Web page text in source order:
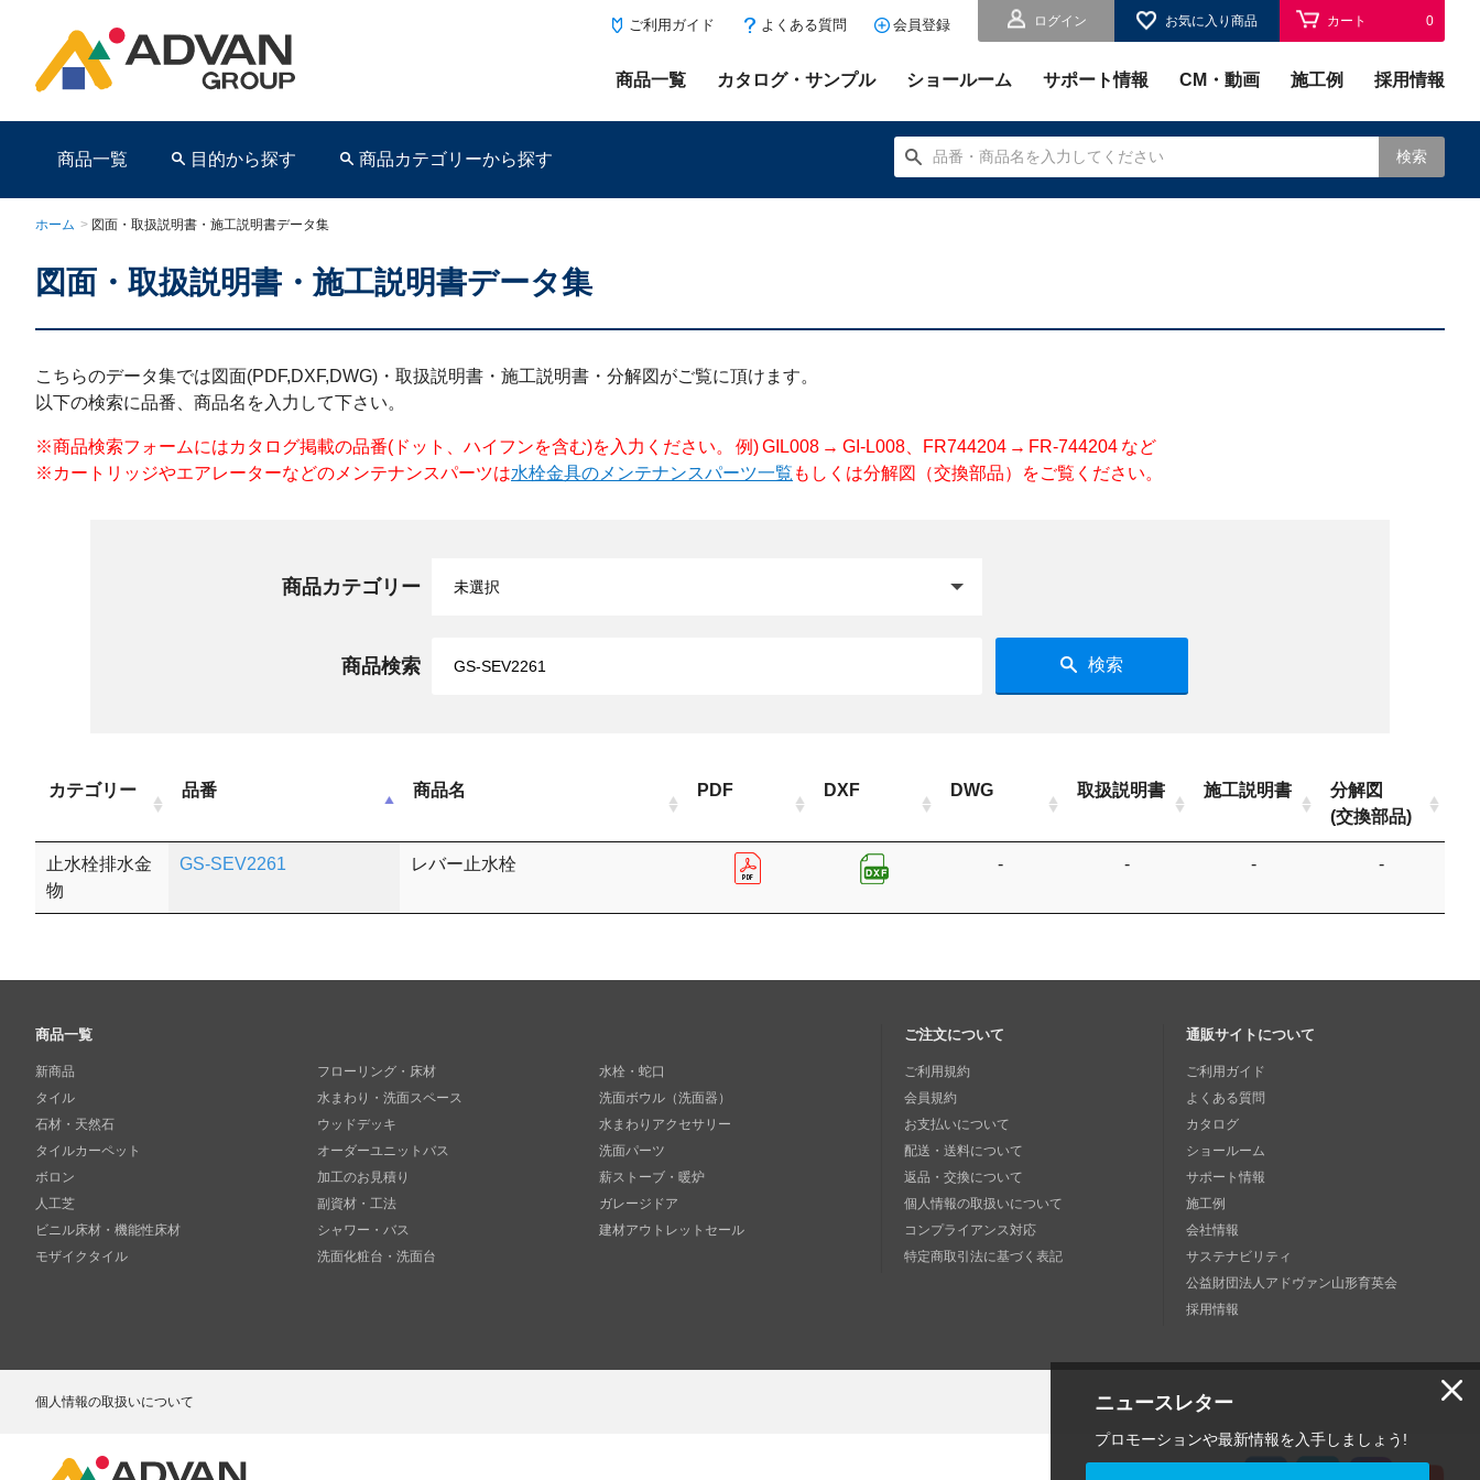
ログイン お気に入り商品 カート 0
ご利用ガイド よくある質問 会員登録
商品一覧 カタログ・サンプル ショールーム サポート情報 CM・動画 施工例 採用情報
商品一覧 目的から探す 商品カテゴリーから探す 検索
ニュースレター
プロモーションや最新情報を入手しましょう!
ホーム > 図面・取扱説明書・施工説明書データ集
図面・取扱説明書・施工説明書データ集
こちらのデータ集では図面(PDF,DXF,DWG)・取扱説明書・施工説明書・分解図がご覧に頂けます。
以下の検索に品番、商品名を入力して下さい。
※商品検索フォームにはカタログ掲載の品番(ドット、ハイフンを含む)を入力ください。 例) GIL008 → GI-L008、FR744204 → FR-744204 など
※カートリッジやエアレーターなどのメンテナンスパーツは水栓金具のメンテナンスパーツ一覧 もしくは分解図（交換部品）をご覧ください。
商品カテゴリー
商品検索 検索
カテゴリー 品番 商品名 PDF DXF DWG 取扱説明書 施工説明書
分解図
(交換部品)
止水栓排水金
物
GS-SEV2261 レバー止水栓 - - - -
商品一覧
新商品
タイル
石材・天然石
タイルカーペット
ボロン
人工芝
ビニル床材・機能性床材
モザイクタイル
フローリング・床材
水まわり・洗面スペース
ウッドデッキ
オーダーユニットバス
加工のお見積り
副資材・工法
シャワー・バス
洗面化粧台・洗面台
水栓・蛇口
洗面ボウル（洗面器）
水まわりアクセサリー
洗面パーツ
薪ストーブ・暖炉
ガレージドア
建材アウトレットセール
ご注文について
ご利用規約
会員規約
お支払いについて
配送・送料について
返品・交換について
個人情報の取扱いについて
コンプライアンス対応
特定商取引法に基づく表記
通販サイトについて
ご利用ガイド
よくある質問
カタログ
ショールーム
サポート情報
施工例
会社情報
サステナビリティ
公益財団法人アドヴァン山形育英会
採用情報
個人情報の取扱いについて